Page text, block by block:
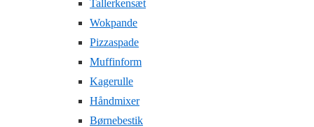
Tallerkensæt
Wokpande
Pizzaspade
Muffinform
Kagerulle
Håndmixer
Børnebestik